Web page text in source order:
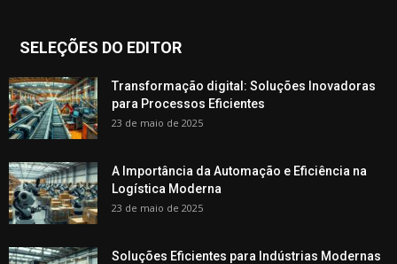
SELEÇÕES DO EDITOR
Transformação digital: Soluções Inovadoras
para Processos Eficientes
23 de maio de 2025
A Importância da Automação e Eficiência na
Logística Moderna
23 de maio de 2025
Soluções Eficientes para Indústrias Modernas